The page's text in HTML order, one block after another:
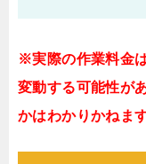
※実際の作業料金
変動する可能性が
かはわかりかねま